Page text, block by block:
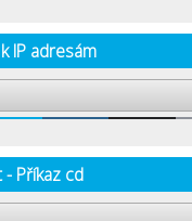
IP adresám
Příkaz cd